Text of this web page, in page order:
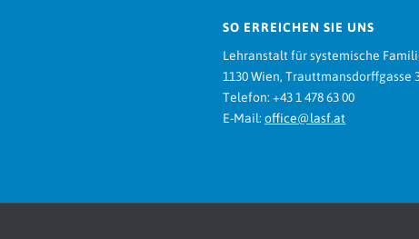
SO ERREICHEN SIE UNS
Lehranstalt für systemische
1130 Wien, Trauttmansdorffgasse
Telefon: +43 1 478 63 00
E-Mail:office@lasf.at